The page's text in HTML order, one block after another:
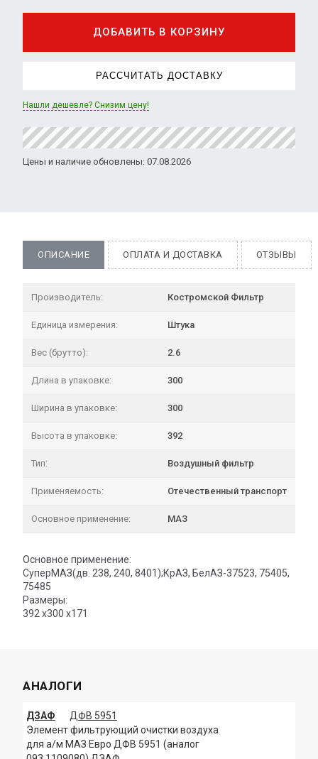
ДОБАВИТЬ В КОРЗИНУ
РАССЧИТАТЬ ДОСТАВКУ
Нашли дешевле? Снизим цену!
Цены и наличие обновлены: 07.08.2026
ОПИСАНИЕ ОПЛАТА И ДОСТАВКА ОТЗЫВЫ
Производитель: Костромской Фильтр
Единица измерения: Штука
Вес (брутто): 2.6
Длина в упаковке: 300
Ширина в упаковке: 300
Высота в упаковке: 392
Тип: Воздушный фильтр
Применяемость: Отечественный транспорт
Основное применение: МАЗ
Основное применение:
СуперМАЗ(дв. 238, 240, 8401);КрАЗ, БелАЗ-37523, 75405,
75485
Размеры:
392 х300 х171
АНАЛОГИ
ДЗАФ
ДФВ 5951
Элемент фильтрующий очистки воздуха
для а/м МАЗ Евро ДФВ 5951 (аналог